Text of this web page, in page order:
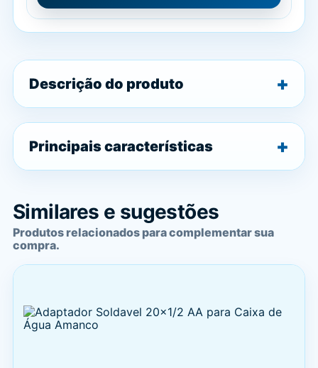
Descrição do produto
Principais características
Similares e sugestões
Produtos relacionados para complementar sua
compra.